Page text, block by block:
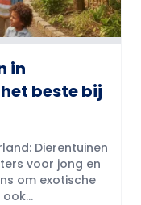
in
beste bij
Dierentuinen
voor jong en
om exotische